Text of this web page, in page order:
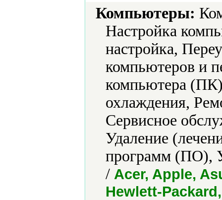
Компьютеры:
Настройка
настройка,
компьютеров и
компьютера
охлаждения,
Сервисное
Удаление
программ (ПО),
/ Acer, Apple,
Hewlett-